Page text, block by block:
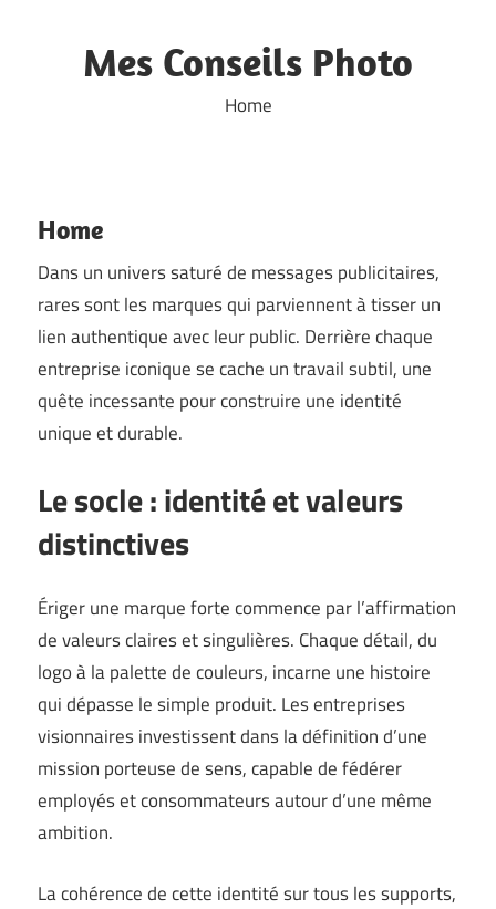
contentMes Conseils Photo
Home
Home
Dans un univers saturé de messages publicitaires,
rares sont les marques qui parviennent à tisser un
lien authentique avec leur public. Derrière chaque
entreprise iconique se cache un travail subtil, une
quête incessante pour construire une identité
unique et durable.
Le socle : identité et valeurs
distinctives
Ériger une marque forte commence par l’affirmation
de valeurs claires et singulières. Chaque détail, du
logo à la palette de couleurs, incarne une histoire
qui dépasse le simple produit. Les entreprises
visionnaires investissent dans la définition d’une
mission porteuse de sens, capable de fédérer
employés et consommateurs autour d’une même
ambition.
La cohérence de cette identité sur tous les supports,